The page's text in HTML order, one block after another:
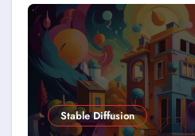
Stable Diffusion